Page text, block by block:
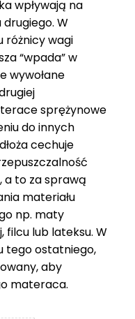
zł
wpływają na
drugiego. W
różnicy wagi
“wpada” w
wywołane
sprężynowe
do innych
cechuje
a to za sprawą
materiału
np. maty
filcu lub lateksu. W
tego ostatniego,
aby
materaca.